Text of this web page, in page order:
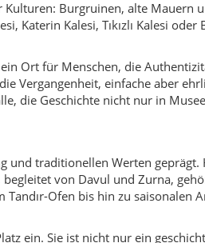
ein. Sie ist nicht nur ein
Traditionen wie Teppich-
sind: Wandern über die Ebenen,
liebt, wird an den
ein – besonders bei
Malazgirt
Mauern, Symbol der Region.
mit Panoramablick.